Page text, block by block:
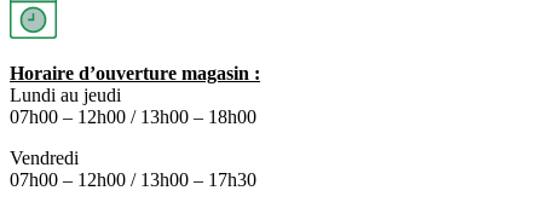
Horaire d’ouverture magasin :
Lundi au jeudi
07h00 – 12h00 / 13h00 – 18h00
Vendredi
07h00 – 12h00 / 13h00 – 17h30